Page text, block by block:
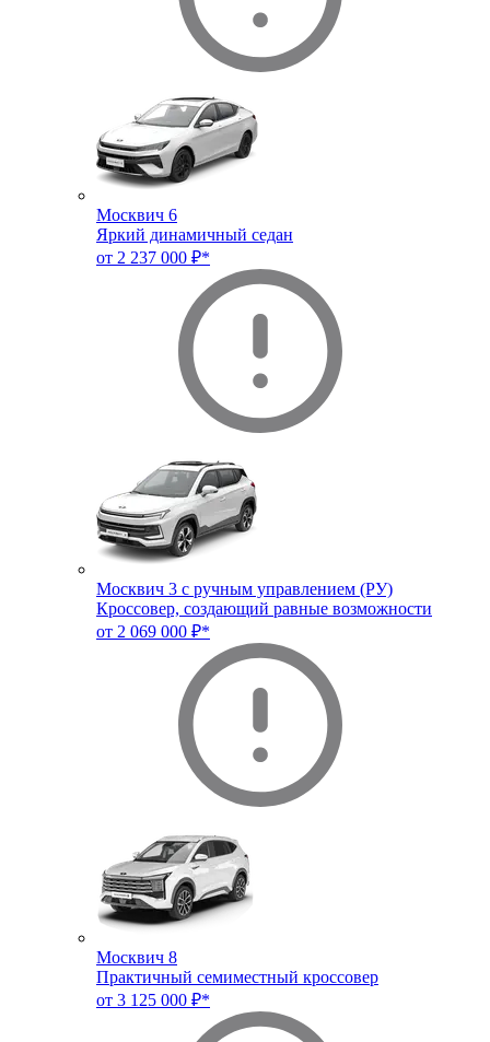
Москвич 6
Яркий динамичный седан
от 2 237 000 ₽*
Москвич 3 с ручным управлением (РУ)
Кроссовер, создающий равные возможности
от 2 069 000 ₽*
Москвич 8
Практичный семиместный кроссовер
от 3 125 000 ₽*